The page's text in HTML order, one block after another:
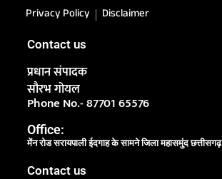
Privacy Policy
Disclaimer
Contact us
प्रधान संपादक
सौरभ गोयल
Phone No.- 87701 65576
Office:
मेंन रोड सरायपाली ईदगाह के सामने जिला महासमुंद छत्तीसगढ़
Contact us